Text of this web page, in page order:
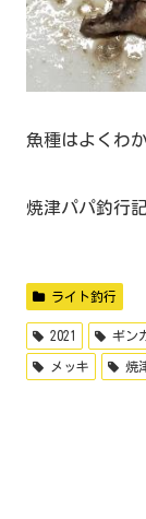
魚種はよくわ
焼津パパ釣行
ライト釣行
2021 ギン
メッキ 焼